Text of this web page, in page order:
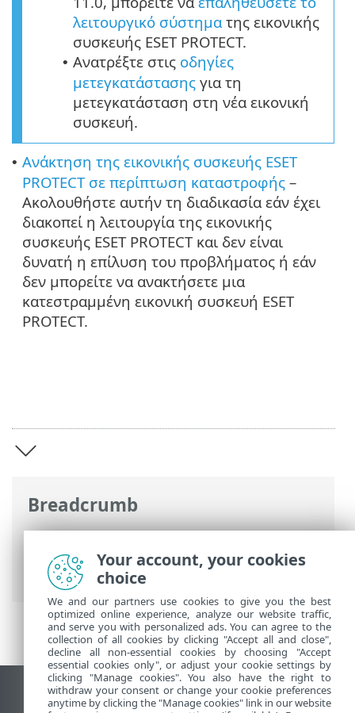
Breadcrumb
Ηλεκτρονική βοήθεια ESET>ESET
PROTECT On-Prem>Εισαγωγή στην
εικονική συσκευή ESET PROTECT
λειτουργικό σύστηματης εικονικής
συσκευής ESET PROTECT.
• Ανατρέξτε στις οδηγίες
μετεγκατάστασης για τη
μετεγκατάσταση στη νέα εικονική
συσκευή.
• Ανάκτηση της εικονικής συσκευής ESET
PROTECT σε περίπτωση καταστροφής –
Ακολουθήστε αυτήν τη διαδικασία εάν έχει
διακοπεί η λειτουργία της εικονικής
συσκευής ESET PROTECT και δεν είναι
δυνατή η επίλυση του προβλήματος ή εάν
δεν μπορείτε να ανακτήσετε μια
κατεστραμμένη εικονική συσκευή ESET
PROTECT.
Προβολή ιστότοπου επιφάνειας εργασίας
Your account, your cookies
choice
We and our partners use cookies to give you the best
optimized online experience, analyze our website traffic,
and serve you with personalized ads. You can agree to the
collection of all cookies by clicking "Accept all and close",
decline all non-essential cookies by choosing "Accept
essential cookies only", or adjust your cookie settings by
clicking "Manage cookies". You also have the right to
withdraw your consent or change your cookie preferences
anytime by clicking the "Manage cookies" link in our website